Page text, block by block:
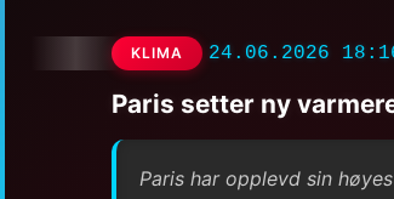
KLIMA 24.06.2026
Paris setter ny
Paris har opplevd sin